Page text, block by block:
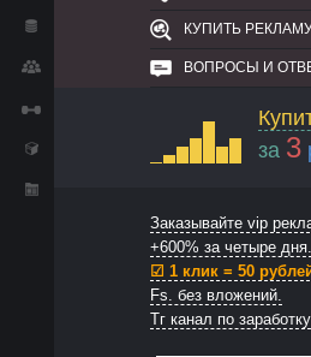
КУПИТЬ
ВОПРОСЫ И
за 3
Заказывайте vip
+600% за четыре дня.
☑ 1 клик = 50
Fs. без вложений.
Тг канал по заработку